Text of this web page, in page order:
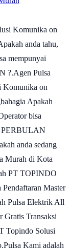
Komunika on
anda tahu,
mempunyai
?.Agen Pulsa
Komunika on
Apakah
bisa
PERBULAN
anda sedang
Murah di Kota
PT TOPINDO
Master
Pulsa Elektrik All
Gratis Transaksi
Topindo Solusi
Kami adalah